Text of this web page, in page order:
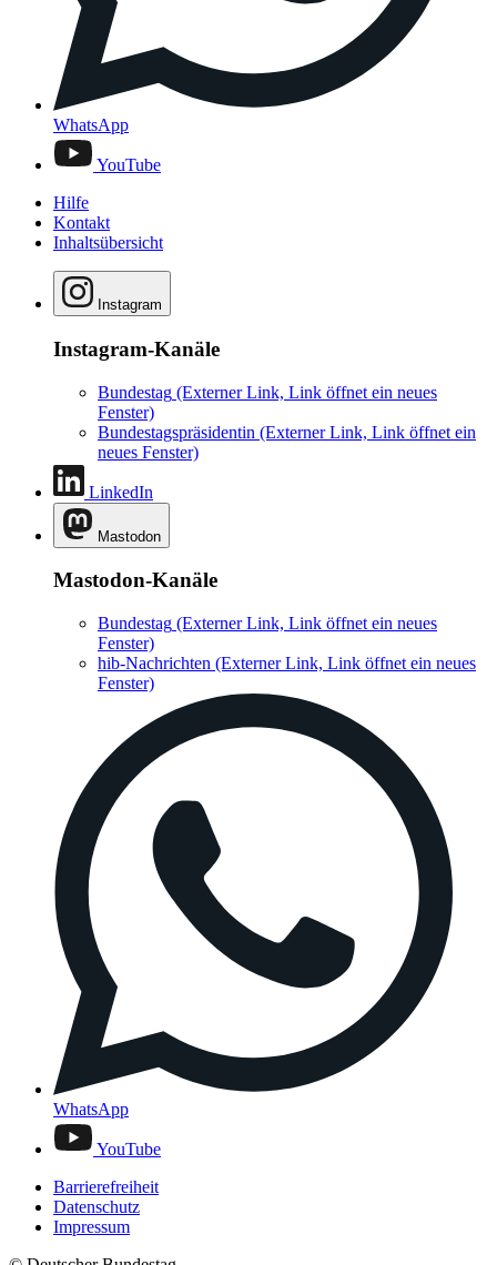
WhatsApp
YouTube
Hilfe
Kontakt
Inhaltsübersicht
Instagram
Instagram-Kanäle
Bundestag (Externer Link, Link öffnet ein neues
Fenster)
Bundestagspräsidentin (Externer Link, Link öffnet ein
neues Fenster)
LinkedIn
Mastodon
Mastodon-Kanäle
Bundestag (Externer Link, Link öffnet ein neues
Fenster)
hib-Nachrichten (Externer Link, Link öffnet ein neues
Fenster)
WhatsApp
YouTube
Barrierefreiheit
Datenschutz
Impressum